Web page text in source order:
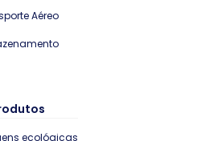
Aéreo
ecológicas